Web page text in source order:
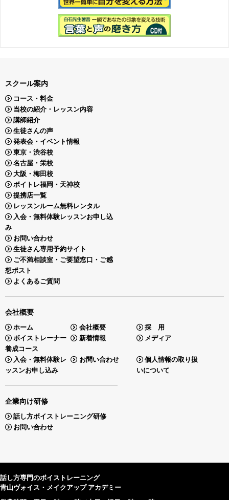
スクール案内
コース・料金
当校の紹介・レッスン内容
講師紹介
生徒さんの声
発表会・イベント情報
東京・渋谷校
名古屋・栄校
大阪・梅田校
ボイトレ福岡・天神校
提携店一覧
レッスンルーム無料レンタル
入会・無料体験レッスンお申し込
み
お問い合わせ
生徒さん専用予約サイト
ご不満相談室・ご要望窓口・ご感
想ポスト
よくあるご質問
会社概要
ホーム 会社概要
採 用
ボイストレーナー
養成コース
新着情報 メディア
入会・無料体験レ
ッスンお申し込み
お問い合わせ
個人情報の取り扱
いについて
企業向け研修
話し方ボイストレーニング研修
お問い合わせ
話し方専門のボイストレーニング
青山ヴォイス・メイクアップ アカデミー